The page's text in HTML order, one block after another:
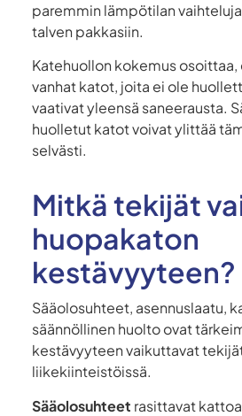
paremmin lämpötilan
talven pakkasiin.
Katehuollon kokemus
vanhat katot, joita ei ole
vaativat yleensä saneerausta.
huolletut katot voivat ylittää
selvästi.
Mitkä tekijät
huopakaton
kestävyyteen?
Sääolosuhteet, asennuslaatu,
säännöllinen huolto ovat
kestävyyteen vaikuttavat
liikekiinteistöissä.
Sääolosuhteet rasittavat